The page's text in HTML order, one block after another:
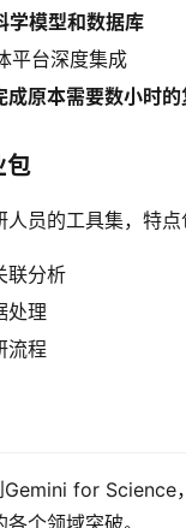
模型和数据库
平台深度集成
成原本需要数小时
包
员的工具集，特点
联分析
处理
流程
for Science